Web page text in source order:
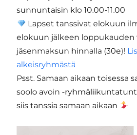
sunnuntaisin klo 10.00-11.00
Lapset tanssivat elokuun
elokuun jälkeen loppukauden
jäsenmaksun hinnalla (30e)!
alkeisryhmästä
Psst. Samaan aikaan toisessa
soolo avoin -
siis tanssia samaan aikaan